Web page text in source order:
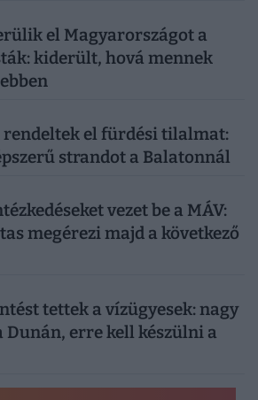
el Magyarországot a
kiderült, hová mennek
rendeltek el fürdési tilalmat:
strandot a Balatonnál
vezet be a MÁV:
megérezi majd a következő
tettek a vízügyesek: nagy
Dunán, erre kell készülni a